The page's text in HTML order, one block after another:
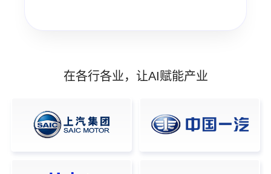
在各行各业，让AI赋能产业